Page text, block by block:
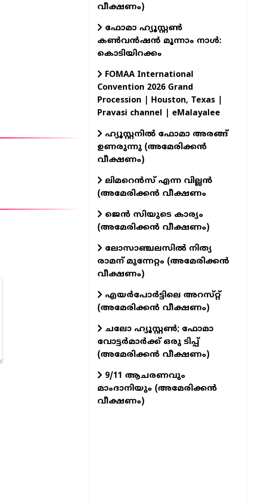
വീക്ഷണം)
ഫോമാ ഹ്യൂസ്റ്റൺ
കൺവൻഷൻ മൂന്നാം നാൾ:
കൊടിയിറക്കം
FOMAA International
Convention 2026 Grand
Procession | Houston, Texas |
Pravasi channel | eMalayalee
ഹ്യൂസ്റ്റനിൽ ഫോമാ അരങ്ങ്
ഉണരുന്നു (അമേരിക്കൻ
വീക്ഷണം)
ലിമറെൻസ് എന്ന വില്ലൻ
(അമേരിക്കൻ വീക്ഷണം
ജെൻ സിയുടെ കാര്യം
(അമേരിക്കൻ വീക്ഷണം)
ലോസാഞ്ചലസിൽ നിത്യ
രാമന് മുന്നേറ്റം (അമേരിക്കൻ
വീക്ഷണം)
എയർപോർട്ടിലെ അറസ്‌റ്റ്
(അമേരിക്കൻ വീക്ഷണം)
ചലോ ഹ്യൂസ്റ്റൺ; ഫോമാ
വോട്ടർമാർക്ക് ഒരു ടിപ്പ്
(അമേരിക്കൻ വീക്ഷണം)
9/11 ആചരണവും
മാംദാനിയും (അമേരിക്കൻ
വീക്ഷണം)